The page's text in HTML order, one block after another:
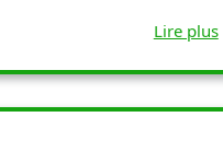
Lire plus